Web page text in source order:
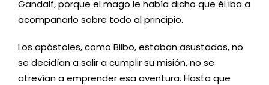
Gandalf, porque el mago le había dicho que él iba a
acompañarlo sobre todo al principio.
Los apóstoles, como Bilbo, estaban asustados, no
se decidían a salir a cumplir su misión, no se
atrevían a emprender esa aventura. Hasta que